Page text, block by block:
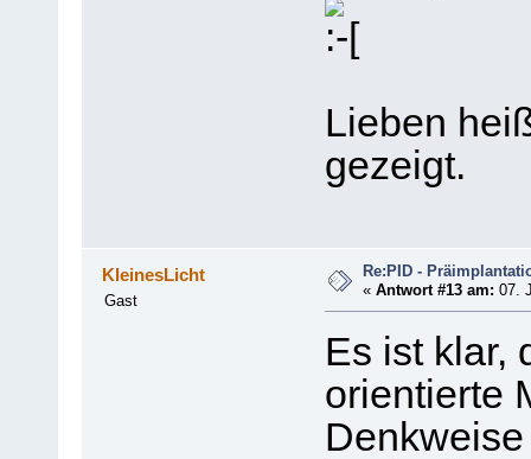
Lieben
gezeigt.
KleinesLicht
Gast
Re:PID -
«Antwort #13 am: 07.
Es ist klar,
orientierte